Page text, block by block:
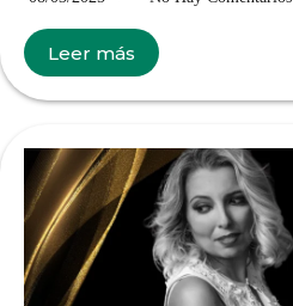
Leer más